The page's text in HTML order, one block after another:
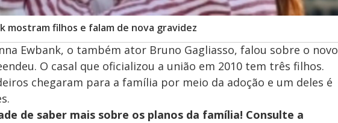
mostram filhos e falam de nova gravidez
Ewbank, o também ator Bruno Gagliasso, falou sobre o novo
O casal que oficializou a união em 2010 tem três filhos.
chegaram para a família por meio da adoção e um deles é
de saber mais sobre os planos da família! Consulte a